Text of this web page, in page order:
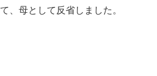
、母として反省しました。